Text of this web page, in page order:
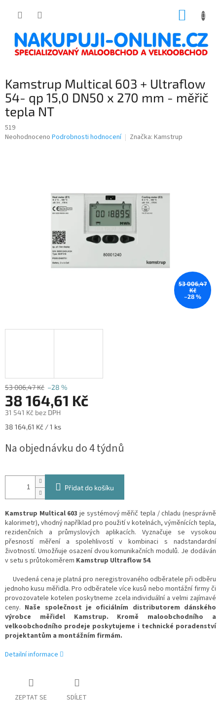
Kamstrup Multical 603 + Ultraflow
54- qp 15,0 DN50 x 270 mm - měřič
tepla NT
519
Průměrné
Neohodnoceno Podrobnosti hodnocení Značka: Kamstrup
53 006,47
Kč
–28 %
53 006,47 Kč –28 %
38 164,61 Kč
31 541 Kč bez DPH
Měrná
38 164,61 Kč / 1 ks
Na objednávku do 4 týdnů
Přidat do košíku
Kamstrup Multical 603 je systémový měřič tepla / chladu (nesprávně
kalorimetr), vhodný například pro použití v kotelnách, výměnících tepla,
rezidenčních a průmyslových aplikacích. Vyznačuje se vysokou
přesností měření a spolehlivostí v kombinaci s nadstandardní
životností. Umožňuje osazení dvou komunikačních modulů. Je dodáván
v setu s průtokoměrem Kamstrup Ultraflow 54.
Uvedená cena je platná pro neregistrovaného odběratele při odběru
jednoho kusu měřidla. Pro odběratele více kusů nebo montážní firmy či
provozovatele kotelen poskytneme zcela individuální a velmi zajímavé
ceny. Naše společnost je oficiálním distributorem dánského
výrobce měřidel Kamstrup. Kromě maloobchodního a
velkoobchodního prodeje poskytujeme i technické poradenství
projektantům a montážním firmám.
Detailní informace
ZEPTAT SE SDÍLET